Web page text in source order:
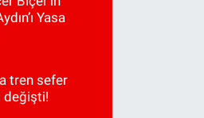
Yasa
tren sefer
değişti!